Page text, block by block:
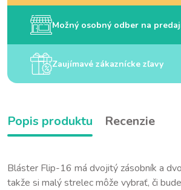
Možný osobný odber na
Zaujímavé zákaznícke zľavy
Popis produktu Recenzie
Bláster Flip-16 má dvojitý zásobník a
takže si malý strelec môže vybrať, či